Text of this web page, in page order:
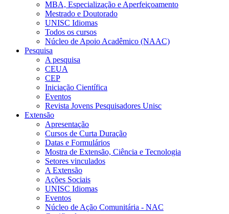
MBA, Especialização e Aperfeiçoamento
Mestrado e Doutorado
UNISC Idiomas
Todos os cursos
Núcleo de Apoio Acadêmico (NAAC)
Pesquisa
A pesquisa
CEUA
CEP
Iniciação Científica
Eventos
Revista Jovens Pesquisadores Unisc
Extensão
Apresentação
Cursos de Curta Duração
Datas e Formulários
Mostra de Extensão, Ciência e Tecnologia
Setores vinculados
A Extensão
Ações Sociais
UNISC Idiomas
Eventos
Núcleo de Ação Comunitária - NAC